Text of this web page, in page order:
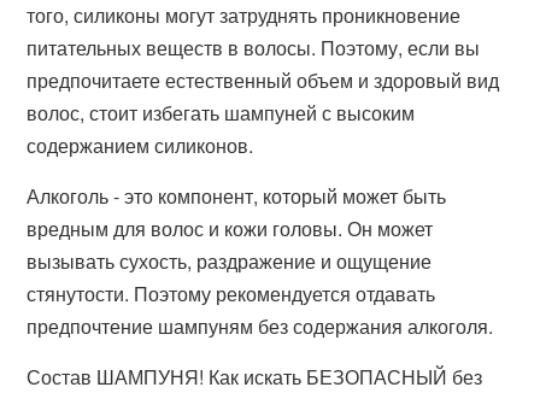
того, силиконы могут затруднять проникновение
питательных веществ в волосы. Поэтому, если вы
предпочитаете естественный объем и здоровый вид
волос, стоит избегать шампуней с высоким
содержанием силиконов.
Алкоголь - это компонент, который может быть
вредным для волос и кожи головы. Он может
вызывать сухость, раздражение и ощущение
стянутости. Поэтому рекомендуется отдавать
предпочтение шампуням без содержания алкоголя.
Состав ШАМПУНЯ! Как искать БЕЗОПАСНЫЙ без